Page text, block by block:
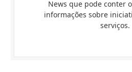
News que pode conter
informações sobre
serviços.